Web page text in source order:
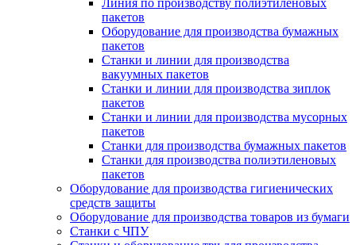
Линия по производству полиэтиленовых
пакетов
Оборудование для производства бумажных
пакетов
Станки и линии для производства
вакуумных пакетов
Станки и линии для производства зиплок
пакетов
Станки и линии для производства мусорных
пакетов
Станки для производства бумажных пакетов
Станки для производства полиэтиленовых
пакетов
Оборудование для производства гигиенических
средств защиты
Оборудование для производства товаров из бумаги
Станки с ЧПУ